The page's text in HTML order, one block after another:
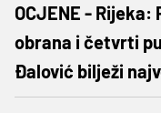
OCJENE -
obrana i četvrti
Đalović bilježi